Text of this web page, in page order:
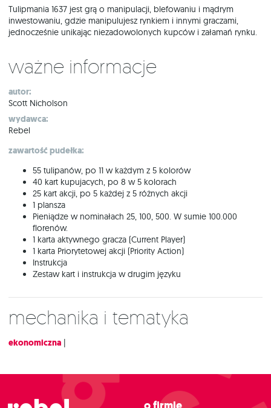
Tulipmania 1637 jest grą o manipulacji, blefowaniu i mądrym
inwestowaniu, gdzie manipulujesz rynkiem i innymi graczami,
jednocześnie unikając niezadowolonych kupców i załamań rynku.
Ważne informacje
autor:
Scott Nicholson
wydawca:
Rebel
zawartość pudełka:
55 tulipanów, po 11 w każdym z 5 kolorów
40 kart kupujacych, po 8 w 5 kolorach
25 kart akcji, po 5 każdej z 5 różnych akcji
1 plansza
Pieniądze w nominałach 25, 100, 500. W sumie 100.000
florenów.
1 karta aktywnego gracza (Current Player)
1 karta Priorytetowej akcji (Priority Action)
Instrukcja
Zestaw kart i instrukcja w drugim języku
Mechanika i tematyka
ekonomiczna |